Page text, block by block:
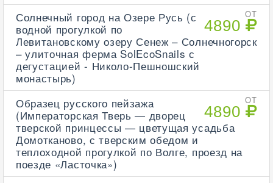
ОТ
4890
Солнечный город на Озере Русь (с
водной прогулкой по
Левитановскому озеру Сенеж – Солнечногорск
– улиточная ферма SolEcoSnails с
дегустацией - Николо-Пешношский
монастырь)
ОТ
4890
Образец русского пейзажа
(Императорская Тверь — дворец
тверской принцессы — цветущая усадьба
Домотканово, с тверским обедом и
теплоходной прогулкой по Волге, проезд на
поезде «Ласточка»)